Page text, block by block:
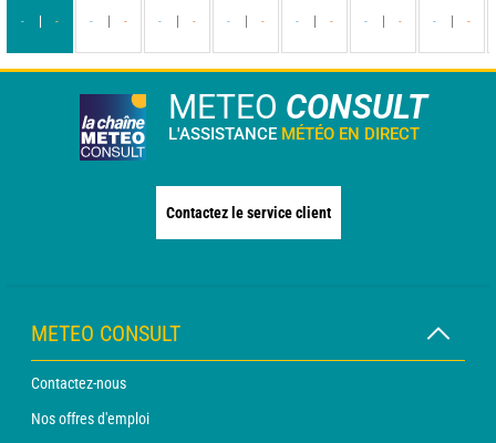
- - - - - - - - - - - - - -
METEO CONSULT
L'ASSISTANCE MÉTÉO EN DIRECT
Contactez le service client
METEO CONSULT
Contactez-nous
Nos offres d'emploi